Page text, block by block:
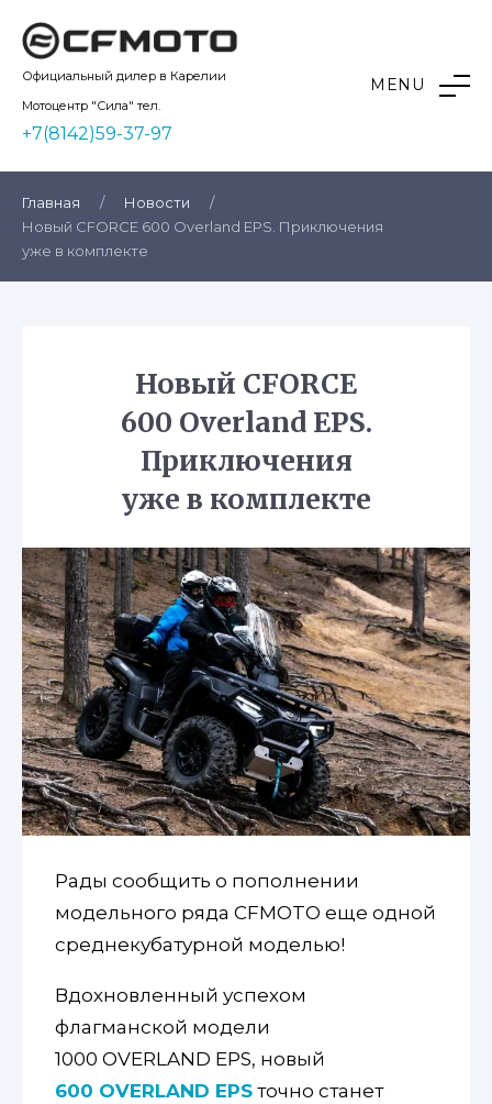
content
Kvadro10
Официальный дилер в Карелии
Мотоцентр "Сила" тел.
+7(8142)59-37-97
MENU
Главная / Новости
/
Новый CFORCE 600 Overland EPS. Приключения
уже в комплекте
Новый CFORCE
600 Overland EPS.
Приключения
уже в комплекте
Рады сообщить о пополнении
модельного ряда CFMOTO еще одной
среднекубатурной моделью!
Вдохновленный успехом
флагманской модели
1000 OVERLAND EPS, новый
600 OVERLAND EPS точно станет